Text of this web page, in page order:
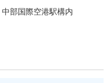
中部国際空港駅構内